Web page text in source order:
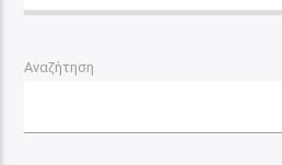
Αναζήτηση